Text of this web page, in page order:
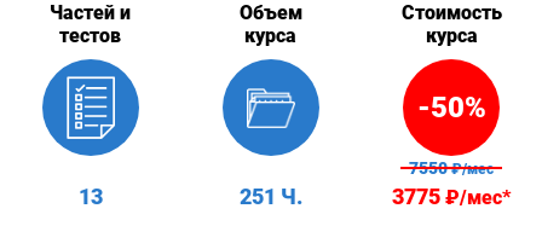
Частей и
тестов
13
Объем
курса
251 Ч.
Стоимость
курса
-50%
7550₽/мес
3775₽/мес*